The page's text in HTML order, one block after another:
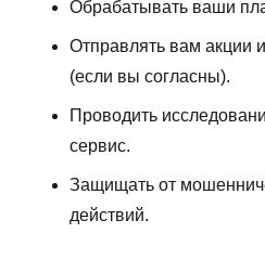
Обрабатывать ваши
Отправлять вам акции
(если вы согласны).
Проводить
сервис.
Защищать от
действий.